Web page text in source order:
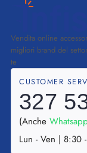
Vendita online
migliori brand del
te
CUSTOMER
327
(Anche
Lun - Ven | 8:30